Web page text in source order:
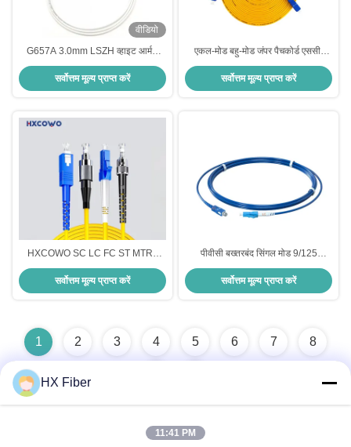
वीडियो
G657A 3.0mm LSZH व्हाइट आर्मर्ड
फाइबर ऑप्टिक पैच कॉर्ड SC/APC से
SC/APC SM 9 1F
सर्वोत्तम मूल्य प्राप्त करें
एकल-मोड बहु-मोड जंपर पैचकोर्ड एससी-
एससी बख्तरबंद फाइबर ऑप्टिक पैचकोर्ड
एफटीटीएच के लिए
सर्वोत्तम मूल्य प्राप्त करें
HXCOWO SC LC FC ST MTRJ
APC/UPC कनेक्टर्स इंडोर बख्तरबंद
फाइबर ऑप्टिकल पैच कॉर्ड 1
सर्वोत्तम मूल्य प्राप्त करें
पीवीसी बख्तरबंद सिंगल मोड 9/125
G652D सिम्पलेक्स SC/UPC-LC/UPC
फाइबर ऑप्टिक पैच कॉर्ड FTTTB सिग्नल
ट्रांसफर के लिए
सर्वोत्तम मूल्य प्राप्त करें
1 2 3 4 5 6 7 8
HX Fiber
11:41 PM